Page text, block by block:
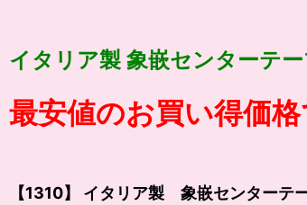
イタリア製 象嵌センターテ
最安値のお買い得価格
【1310】 イタリア製 象嵌センターテ